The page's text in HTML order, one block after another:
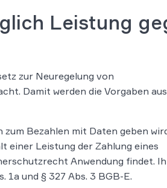
Leistung
zur Neuregelung von
Damit werden die Vorgaben
zum Bezahlen mit Daten geben
einer Leistung der Zahlung eines
Anwendung findet.
1a und § 327 Abs. 3 BGB-E.